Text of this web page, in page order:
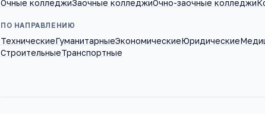
Очные колледжиЗаочные колледжиОчно-заочные колледжи
ПО НАПРАВЛЕНИЮ
ТехническиеГуманитарныеЭкономическиеЮридические
СтроительныеТранспортные